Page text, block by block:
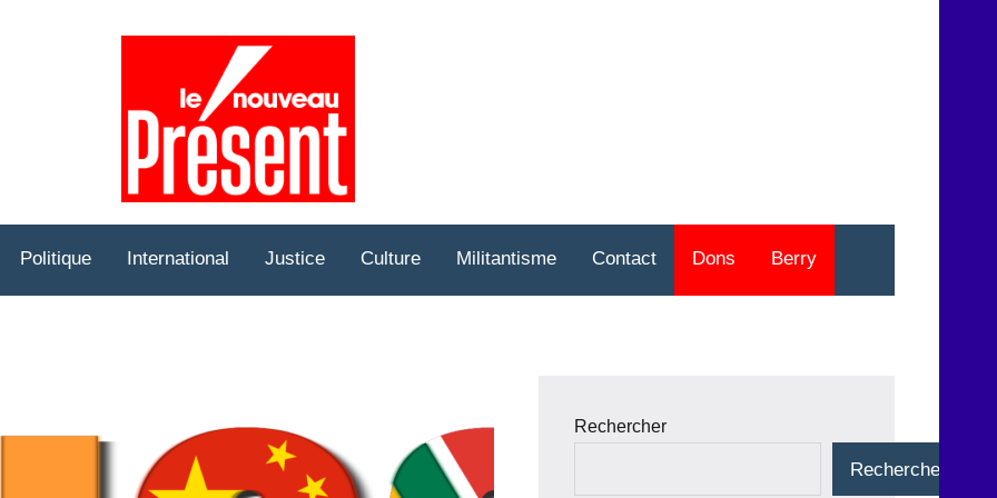
Politique International Justice Culture Militantisme Contact Dons Berry
Rechercher
Rechercher